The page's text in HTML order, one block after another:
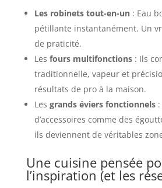
Les robinets tout-en-un: Eau
pétillante instantanément. Un
de praticité.
Les fours multifonctions: Ils
traditionnelle, vapeur et
résultats de pro à la maison.
Les grands éviers fonctionnels:
d’accessoires comme des
ils deviennent de véritables
Une cuisine pensée
l’inspiration (et les